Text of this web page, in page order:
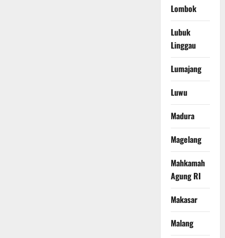
Lombok
Lubuk
Linggau
Lumajang
Luwu
Madura
Magelang
Mahkamah
Agung RI
Makasar
Malang